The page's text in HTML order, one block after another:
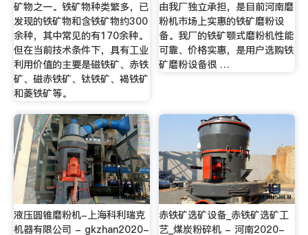
矿物之一。铁矿物种类繁多，已
发现的铁矿物和含铁矿物约300
余种，其中常见的有170余种。
但在当前技术条件下，具有工业
利用价值的主要是磁铁矿、赤铁
矿、磁赤铁矿、钛铁矿、褐铁矿
和菱铁矿等。
由我厂独立承担，是目前河南磨
粉机市场上实惠的铁矿磨粉设
备。我厂的铁矿颚式磨粉机性能
可靠、价格实惠，是用户选购铁
矿磨粉设备很 …
液压圆锥磨粉机-上海科利瑞克
机器有限公司 - gkzhan2020-
赤铁矿选矿设备_赤铁矿选矿工
艺_煤炭粉碎机 - 河南2020-